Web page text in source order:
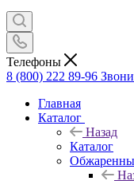
Телефоны
8 (800) 222 89-96
Главная
Каталог
Назад
Каталог